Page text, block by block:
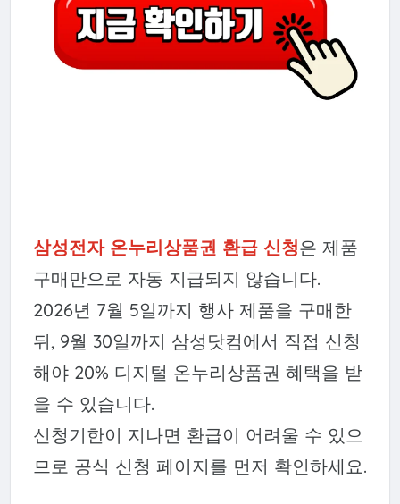
삼성전자 온누리상품권 환급 신청은 제품
구매만으로 자동 지급되지 않습니다.
2026년 7월 5일까지 행사 제품을 구매한
뒤, 9월 30일까지 삼성닷컴에서 직접 신청
해야 20% 디지털 온누리상품권 혜택을 받
을 수 있습니다.
신청기한이 지나면 환급이 어려울 수 있으
므로 공식 신청 페이지를 먼저 확인하세요.